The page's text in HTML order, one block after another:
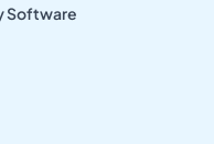
Software